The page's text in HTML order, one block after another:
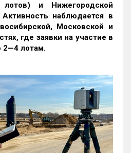
и Нижегородской
наблюдается в
Московской и
где заявки на участие в
2—4 лотам.